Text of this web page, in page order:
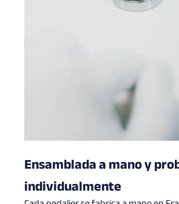
Ensamblada a mano y
individualmente